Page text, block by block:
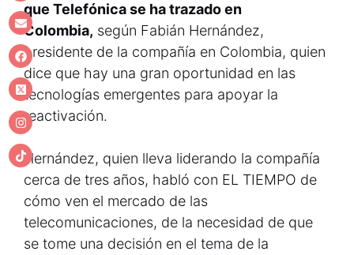
que Telefónica se ha trazado en
Colombia, según Fabián Hernández,
presidente de la compañía en Colombia, quien
dice que hay una gran oportunidad en las
tecnologías emergentes para apoyar la
reactivación.
Hernández, quien lleva liderando la compañía
cerca de tres años, habló con EL TIEMPO de
cómo ven el mercado de las
telecomunicaciones, de la necesidad de que
se tome una decisión en el tema de la